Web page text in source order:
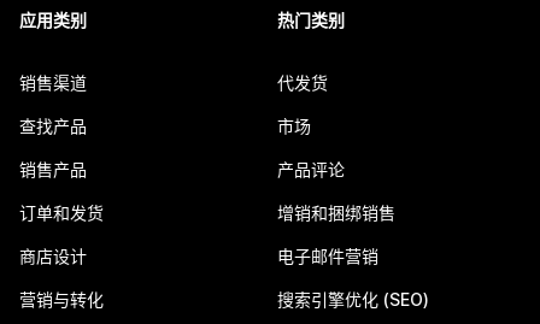
应用类别
销售渠道
查找产品
销售产品
订单和发货
商店设计
营销与转化
热门类别
代发货
市场
产品评论
增销和捆绑销售
电子邮件营销
搜索引擎优化 (SEO)